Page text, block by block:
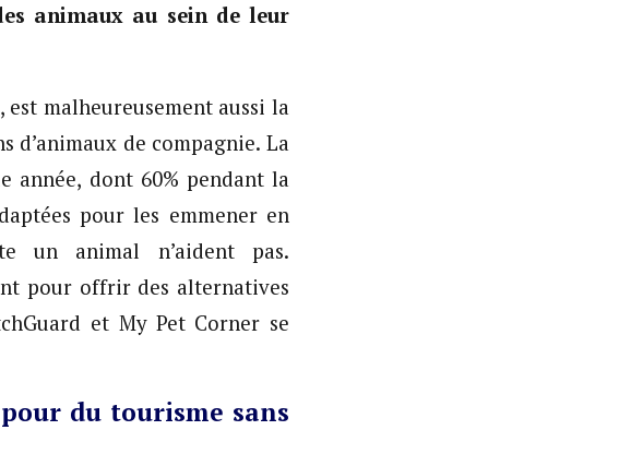
animaux au sein de leur
est malheureusement aussi la
d’animaux de compagnie. La
année, dont 60% pendant la
pour les emmener en
un animal n’aident pas.
pour offrir des alternatives
et My Pet Corner se
du tourisme sans